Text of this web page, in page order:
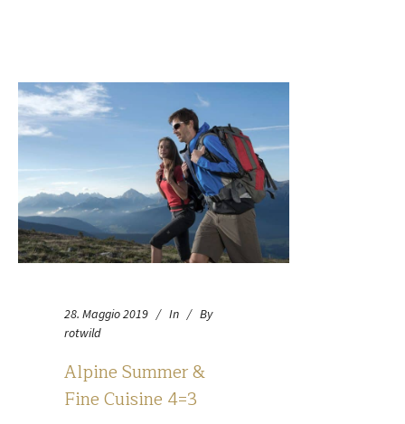
28. Maggio 2019 In
By
rotwild
Alpine Summer &
Fine Cuisine 4=3